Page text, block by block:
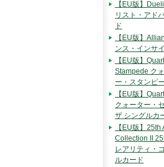
【EU版】
リスト・アド
ド
【EU版】
ンス・インサ
【EU版】
Stampede ク
ー・スタンピ
【EU版】
クォーター・
ザ シングルカ
【EU版】
Collection II
レアリティ・
ルカード